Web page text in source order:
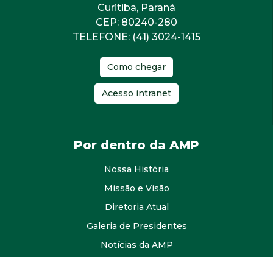
Curitiba, Paraná
CEP: 80240-280
TELEFONE: (41) 3024-1415
Como chegar
Acesso intranet
Por dentro da AMP
Nossa História
Missão e Visão
Diretoria Atual
Galeria de Presidentes
Notícias da AMP